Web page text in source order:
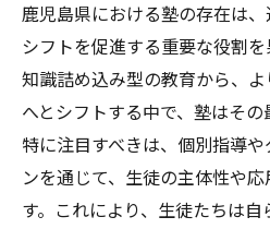
鹿児島県における塾の存在は
シフトを促進する重要な役割
知識詰め込み型の教育から、
へとシフトする中で、塾はその
特に注目すべきは、個別指導
ンを通じて、生徒の主体性や
す。これにより、生徒たちは